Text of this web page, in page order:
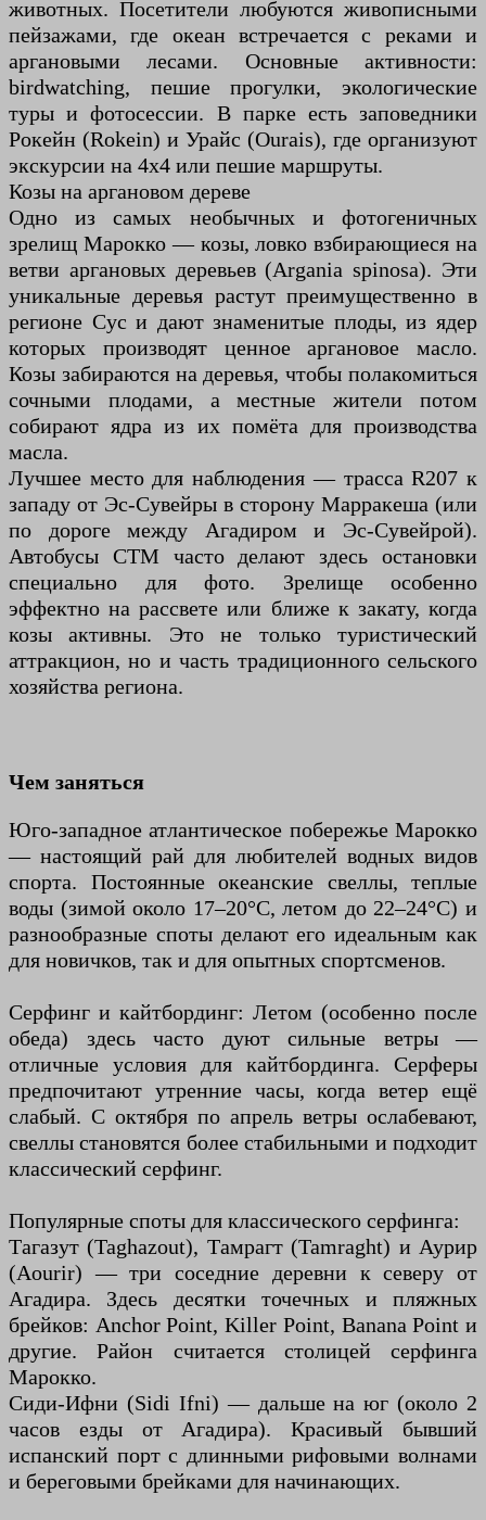
животных. Посетители любуются живописными
пейзажами, где океан встречается с реками и
аргановыми лесами. Основные активности:
birdwatching, пешие прогулки, экологические
туры и фотосессии. В парке есть заповедники
Рокейн (Rokein) и Урайс (Ourais), где организуют
экскурсии на 4x4 или пешие маршруты.
Козы на аргановом дереве
Одно из самых необычных и фотогеничных
зрелищ Марокко — козы, ловко взбирающиеся на
ветви аргановых деревьев (Argania spinosa). Эти
уникальные деревья растут преимущественно в
регионе Сус и дают знаменитые плоды, из ядер
которых производят ценное аргановое масло.
Козы забираются на деревья, чтобы полакомиться
сочными плодами, а местные жители потом
собирают ядра из их помёта для производства
масла.
Лучшее место для наблюдения — трасса R207 к
западу от Эс-Сувейры в сторону Марракеша (или
по дороге между Агадиром и Эс-Сувейрой).
Автобусы CTM часто делают здесь остановки
специально для фото. Зрелище особенно
эффектно на рассвете или ближе к закату, когда
козы активны. Это не только туристический
аттракцион, но и часть традиционного сельского
хозяйства региона.
Чем заняться
Юго-западное атлантическое побережье Марокко
— настоящий рай для любителей водных видов
спорта. Постоянные океанские свеллы, теплые
воды (зимой около 17–20°C, летом до 22–24°C) и
разнообразные споты делают его идеальным как
для новичков, так и для опытных спортсменов.
Серфинг и кайтбординг: Летом (особенно после
обеда) здесь часто дуют сильные ветры —
отличные условия для кайтбординга. Серферы
предпочитают утренние часы, когда ветер ещё
слабый. С октября по апрель ветры ослабевают,
свеллы становятся более стабильными и подходит
классический серфинг.
Популярные споты для классического серфинга:
Тагазут (Taghazout), Тамрагт (Tamraght) и Аурир
(Aourir) — три соседние деревни к северу от
Агадира. Здесь десятки точечных и пляжных
брейков: Anchor Point, Killer Point, Banana Point и
другие. Район считается столицей серфинга
Марокко.
Сиди-Ифни (Sidi Ifni) — дальше на юг (около 2
часов езды от Агадира). Красивый бывший
испанский порт с длинными рифовыми волнами
и береговыми брейками для начинающих.